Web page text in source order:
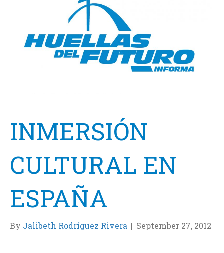
INMERSIÓN
CULTURAL EN
ESPAÑA
By Jalibeth Rodríguez Rivera | September 27, 2012